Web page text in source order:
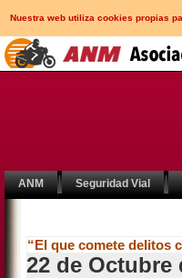
Nuestra web utiliza cookies propias
ANM Seguridad Vial
“El que comete delitos
22 de Octubre